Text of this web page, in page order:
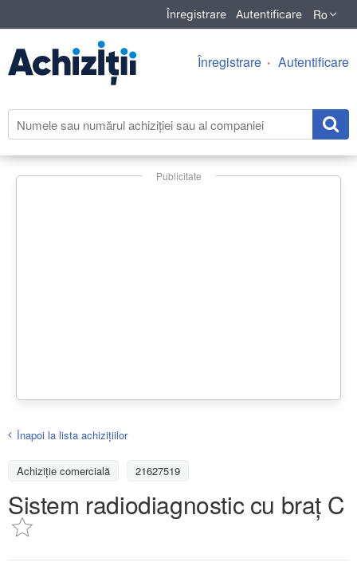
Înregistrare Autentificare Ro
Înregistrare Autentificare
Publicitate
Înapoi la lista achiziţiilor
Achizițiе comercială 21627519
Sistem radiodiagnostic cu braț C